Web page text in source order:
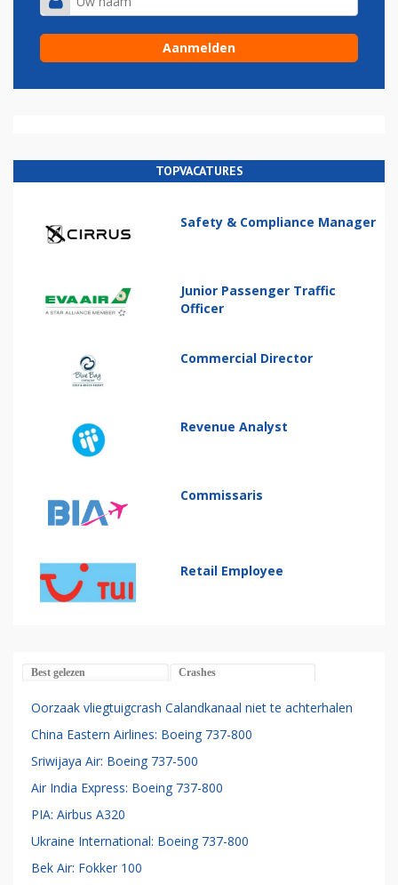
TOPVACATURES
Safety & Compliance Manager
Junior Passenger Traffic
Officer
Commercial Director
Revenue Analyst
Commissaris
Retail Employee
Best gelezen Crashes
Oorzaak vliegtuigcrash Calandkanaal niet te achterhalen
China Eastern Airlines: Boeing 737-800
Sriwijaya Air: Boeing 737-500
Air India Express: Boeing 737-800
PIA: Airbus A320
Ukraine International: Boeing 737-800
Bek Air: Fokker 100